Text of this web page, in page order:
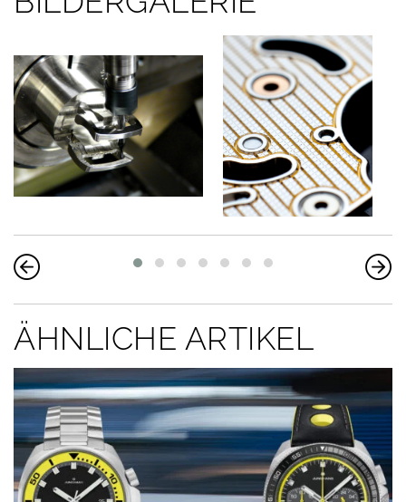
ÄHNLICHE ARTIKEL